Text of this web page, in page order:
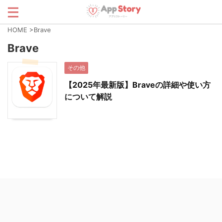
HOME >Brave
Brave
その他
【2025年最新版】Braveの詳細や使い方
について解説